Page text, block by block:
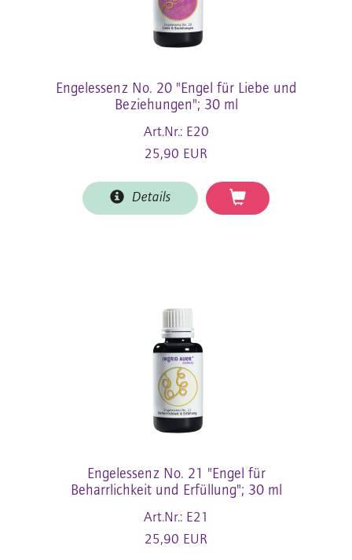
Engelessenz No. 20 "Engel für Liebe und
Beziehungen"; 30 ml
Art.Nr.: E20
25,90 EUR
Details
Engelessenz No. 21 "Engel für
Beharrlichkeit und Erfüllung"; 30 ml
Art.Nr.: E21
25,90 EUR